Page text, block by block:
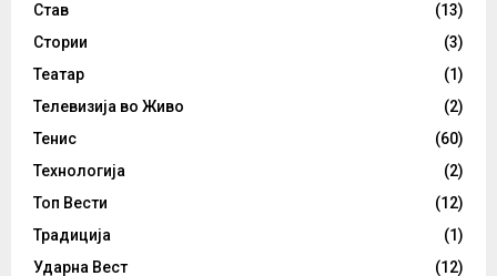
Став
(13)
Стории
(3)
Театар
(1)
Телевизија во Живо
(2)
Тенис
(60)
Технологија
(2)
Топ Вести
(12)
Традиција
(1)
Ударна Вест
(12)